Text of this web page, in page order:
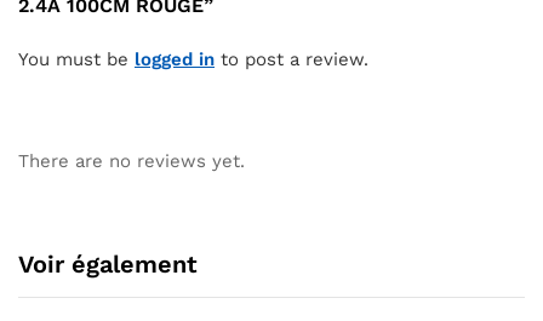
2.4A 100CM ROUGE”
You must be logged in to post a review.
There are no reviews yet.
Voir également